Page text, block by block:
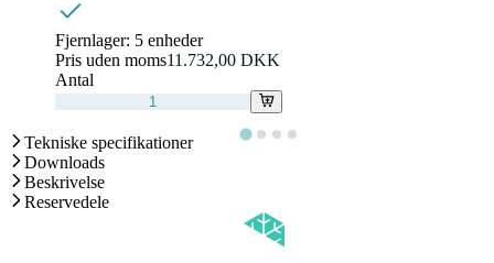
Fjernlager: 5 enheder
Pris uden moms11.732,00 DKK
Antal
Tekniske specifikationer
Downloads
Beskrivelse
Reservedele